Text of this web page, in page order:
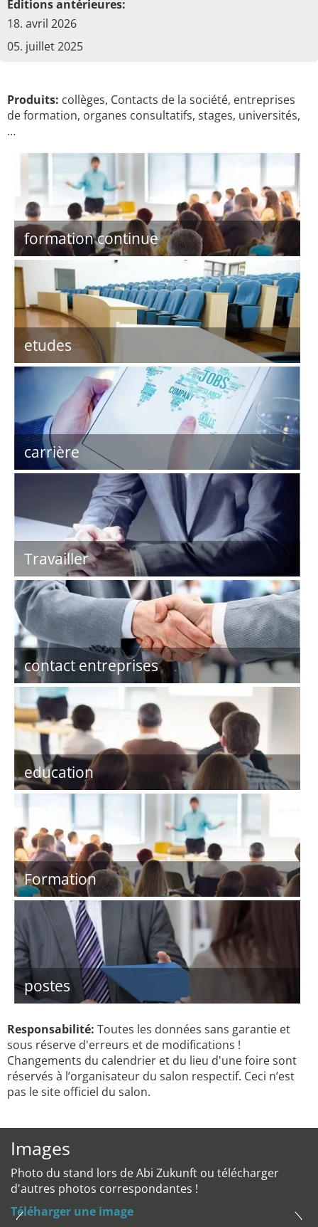
Éditions antérieures:
18. avril 2026
05. juillet 2025
Produits: collèges, Contacts de la société, entreprises
de formation, organes consultatifs, stages, universités,
…
formation continue
etudes
carrière
Travailler
contact entreprises
education
Formation
postes
Responsabilité: Toutes les données sans garantie et
sous réserve d'erreurs et de modifications !
Changements du calendrier et du lieu d'une foire sont
réservés à l’organisateur du salon respectif. Ceci n’est
pas le site officiel du salon.
Images
Photo du stand lors de Abi Zukunft ou télécharger
d'autres photos correspondantes !
Téléharger une image